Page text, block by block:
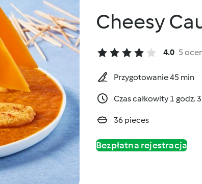
Cheesy
4.0 5
Przygotowanie 45 min
Czas całkowity 1 godz.
36 pieces
Bezpłatna rejestracja